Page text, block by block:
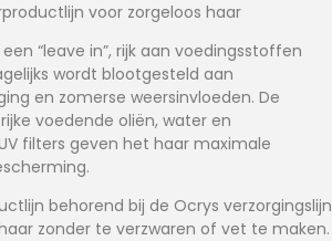
voor zorgeloos haar
een “leave in”, rijk aan voedingsstoffen
wordt blootgesteld aan
en zomerse weersinvloeden. De
voedende oliën, water en
filters geven het haar maximale
behorend bij de Ocrys verzorgingslijn
zonder te verzwaren of vet te maken.